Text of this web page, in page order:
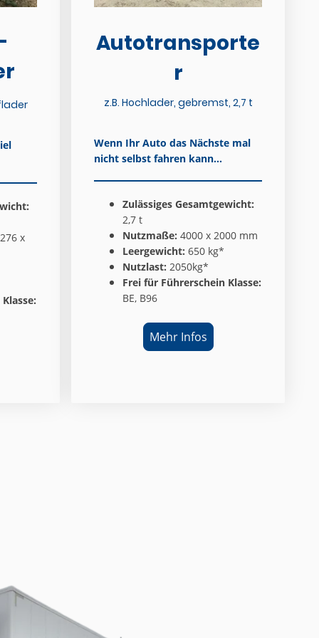
x
Autotransporte
r
z.B. Hochlader, gebremst, 2,7 t
Wenn Ihr Auto das Nächste mal
nicht selbst fahren kann...
Zulässiges Gesamtgewicht:
2,7 t
Nutzmaße: 4000 x 2000 mm
Leergewicht: 650 kg*
Nutzlast: 2050kg*
Frei für Führerschein Klasse:
BE, B96
Mehr Infos